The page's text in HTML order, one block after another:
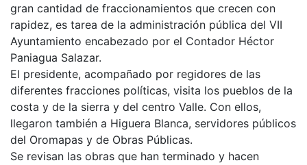
gran cantidad de fraccionamientos que crecen con
rapidez, es tarea de la administración pública del VII
Ayuntamiento encabezado por el Contador Héctor
Paniagua Salazar.
El presidente, acompañado por regidores de las
diferentes fracciones políticas, visita los pueblos de la
costa y de la sierra y del centro Valle. Con ellos,
llegaron también a Higuera Blanca, servidores públicos
del Oromapas y de Obras Públicas.
Se revisan las obras que han terminado y hacen